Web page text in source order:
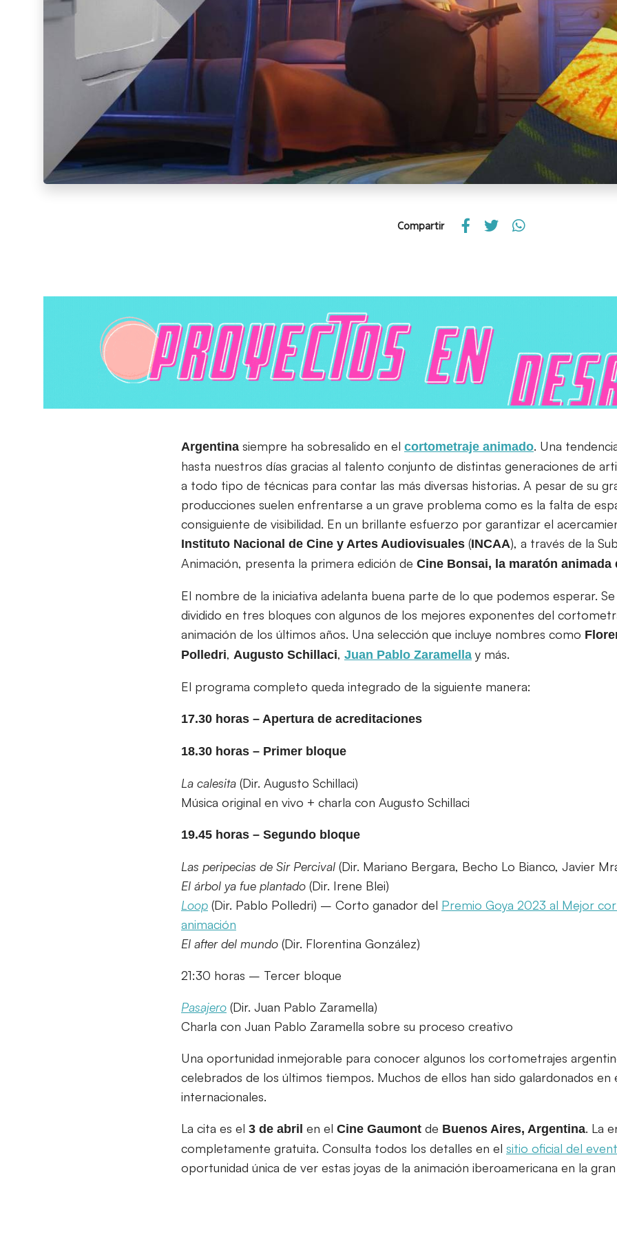
Compartir
Argentina siempre ha sobresalido en el cortometraje animado. Una
hasta nuestros días gracias al talento conjunto de distintas generaciones de
a todo tipo de técnicas para contar las más diversas historias. A pesar de su
producciones suelen enfrentarse a un grave problema como es la falta de
consiguiente de visibilidad. En un brillante esfuerzo por garantizar el
Instituto Nacional de Cine y Artes Audiovisuales (INCAA), a través de la
Animación, presenta la primera edición de Cine Bonsai, la maratón
El nombre de la iniciativa adelanta buena parte de lo que podemos esperar.
dividido en tres bloques con algunos de los mejores exponentes del
animación de los últimos años. Una selección que incluye nombres como
Polledri, Augusto Schillaci, Juan Pablo Zaramella y más.
El programa completo queda integrado de la siguiente manera:
17.30 horas – Apertura de acreditaciones
18.30 horas – Primer bloque
La calesita (Dir. Augusto Schillaci)
Música original en vivo + charla con Augusto Schillaci
19.45 horas – Segundo bloque
Las peripecias de Sir Percival (Dir. Mariano Bergara, Becho Lo Bianco, Javier
El árbol ya fue plantado (Dir. Irene Blei)
Loop (Dir. Pablo Polledri) – Corto ganador del Premio Goya 2023 al Mejor
animación
El after del mundo (Dir. Florentina González)
21:30 horas – Tercer bloque
Pasajero (Dir. Juan Pablo Zaramella)
Charla con Juan Pablo Zaramella sobre su proceso creativo
Una oportunidad inmejorable para conocer algunos los cortometrajes
celebrados de los últimos tiempos. Muchos de ellos han sido galardonados en
internacionales.
La cita es el 3 de abril en el Cine Gaumont de Buenos Aires, Argentina. La
completamente gratuita. Consulta todos los detalles en el sitio oficial del
oportunidad única de ver estas joyas de la animación iberoamericana en la